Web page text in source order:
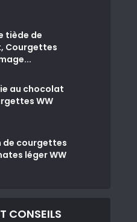
tiède de
Courgettes
au chocolat
WW
de courgettes
léger WW
CONSEILS